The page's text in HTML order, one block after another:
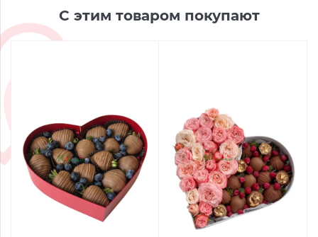
С этим товаром покупают